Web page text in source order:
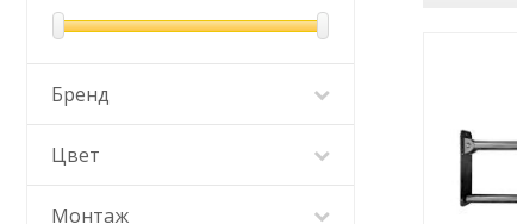
Бренд
Цвет
Монтаж